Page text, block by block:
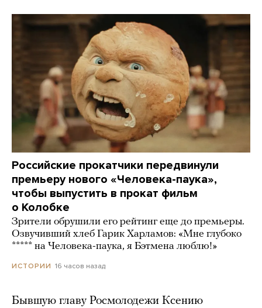
Российские прокатчики передвинули
премьеру нового «Человека-паука»,
чтобы выпустить в прокат фильм
о Колобке
Зрители обрушили его рейтинг еще до премьеры.
Озвучивший хлеб Гарик Харламов: «Мне глубоко
***** на Человека-паука, я Бэтмена люблю!»
ИСТОРИИ 16 часов назад
Бывшую главу Росмолодежи Ксению